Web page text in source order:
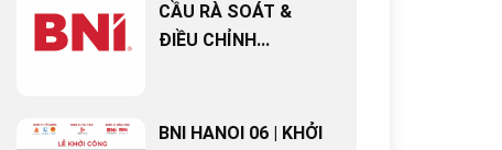
CẦU RÀ SOÁT &
ĐIỀU CHỈNH...
BNI HANOI 06 | KHỞI